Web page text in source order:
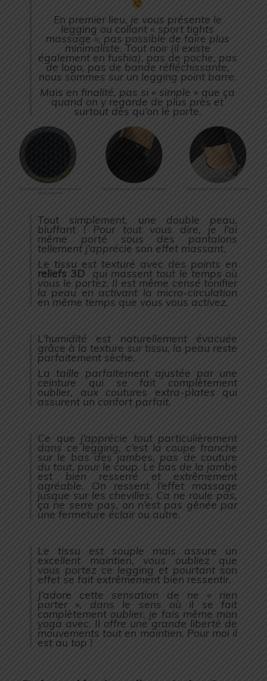
En premier lieu, je vous présente le
legging ou collant « sport tights
massage », pas possible de faire plus
minimaliste. Tout noir (il existe
également en fushia), pas de poche, pas
de logo, pas de bande réfléchissante,
nous sommes sur un legging point barre.
Mais en finalité, pas si « simple » que ça
quand on y regarde de plus près et
surtout dès qu’on le porte.
Tout simplement, une double peau,
bluffant ! Pour tout vous dire, je l’ai
même porté sous des pantalons
tellement j’apprécie son effet massant.
Le tissu est texturé avec des points en
reliefs 3D qui massent tout le temps où
vous le portez. Il est même censé tonifier
la peau en activant la micro-circulation
en même temps que vous vous activez.
L’humidité est naturellement évacuée
grâce à la texture sur tissu, la peau reste
parfaitement sèche.
La taille parfaitement ajustée par une
ceinture qui se fait complètement
oublier, aux coutures extra-plates qui
assurent un confort parfait.
Ce que j’apprécie tout particulièrement
dans ce legging, c’est la coupe franche
sur le bas des jambes, pas de couture
du tout, pour le coup. Le bas de la jambe
est bien resserré et extrêmement
agréable. On ressent l’effet massage
jusque sur les chevilles. Ca ne roule pas,
ça ne serre pas, on n’est pas gênée par
une fermeture éclair ou autre.
Le tissu est souple mais assure un
excellent maintien, vous oubliez que
vous portez ce legging et pourtant son
effet se fait extrêmement bien ressentir.
J’adore cette sensation de ne « rien
porter », dans le sens où il se fait
complètement oublier, je fais même mon
yoga avec. Il offre une grande liberté de
mouvements tout en maintien. Pour moi il
est au top !